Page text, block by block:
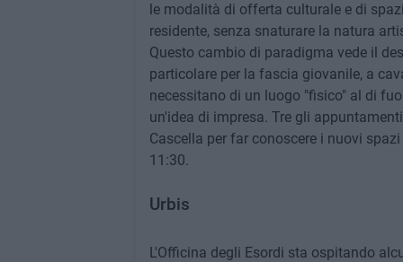
le modalità di offerta culturale e di
residente, senza snaturare la natura
Questo cambio di paradigma vede il
particolare per la fascia giovanile, a
necessitano di un luogo "fisico" al di
un'idea di impresa. Tre gli
Cascella per far conoscere i nuovi
11:30.
Urbis
L'Officina degli Esordi sta ospitando